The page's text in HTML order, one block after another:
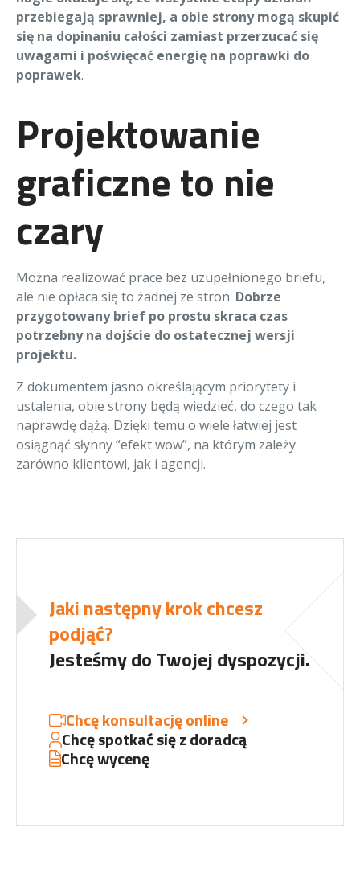
przebiegają sprawniej, a obie strony mogą skupić
się na dopinaniu całości zamiast przerzucać się
uwagami i poświęcać energię na poprawki do
poprawek.
Projektowanie
graficzne to nie
czary
Można realizować prace bez uzupełnionego briefu,
ale nie opłaca się to żadnej ze stron. Dobrze
przygotowany brief po prostu skraca czas
potrzebny na dojście do ostatecznej wersji
projektu.
Z dokumentem jasno określającym priorytety i
ustalenia, obie strony będą wiedzieć, do czego tak
naprawdę dążą. Dzięki temu o wiele łatwiej jest
osiągnąć słynny “efekt wow”, na którym zależy
zarówno klientowi, jak i agencji.
Jaki następny krok chcesz
podjąć?
Jesteśmy do Twojej dyspozycji.
Chcę konsultację online
Chcę spotkać się z doradcą
Chcę wycenę